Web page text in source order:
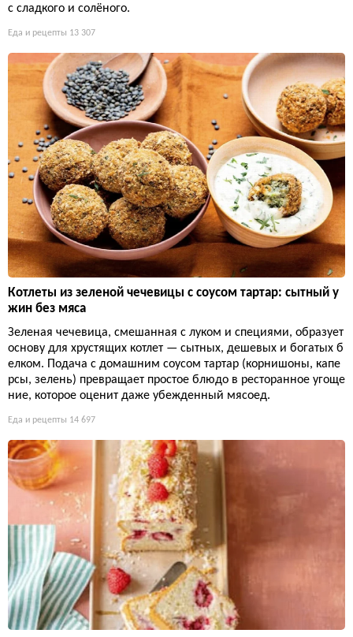
с сладкого и солёного.
Еда и рецепты 13 307
Котлеты из зеленой чечевицы с соусом тартар: сытный у
жин без мяса
Зеленая чечевица, смешанная с луком и специями, образует
основу для хрустящих котлет — сытных, дешевых и богатых б
елком. Подача с домашним соусом тартар (корнишоны, капе
рсы, зелень) превращает простое блюдо в ресторанное угоще
ние, которое оценит даже убежденный мясоед.
Еда и рецепты 14 697